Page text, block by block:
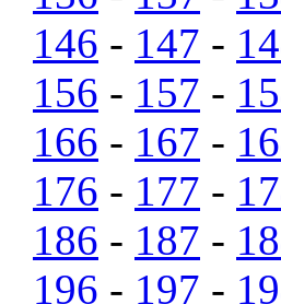
146 - 147 -
156 - 157 -
166 - 167 -
176 - 177 -
186 - 187 -
196 - 197 -